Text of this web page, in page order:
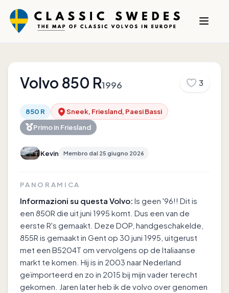
Volvo 850 R1996 3
850 R
Sneek, Friesland, Paesi Bassi
Primo in Friesland
Kevin Membro dal 25 giugno 2026
PANORAMICA
Informazioni su questa Volvo: Is geen '96!! Dit is
een 850R die uit juni 1995 komt. Dus een van de
eerste R's gemaakt. Deze DOP, handgeschakelde,
855R is gemaakt in Gent op 30 juni 1995, uitgerust
met een B5204T om vervolgens op de Italiaanse
markt te komen. Hij is in 2003 naar Nederland
geïmporteerd en zo in 2015 bij mijn vader terecht
gekomen. Jaren later heb ik de volvo over genomen